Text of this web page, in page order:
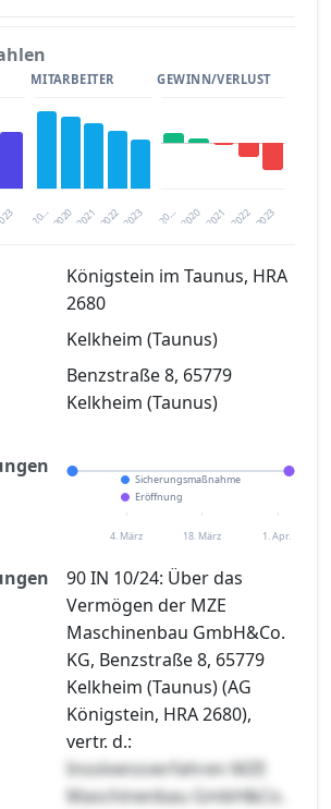
MITARBEITER
20… 2021 2023
2020 2022
GEWINN/VERLUST
20… 2021 2023
2020 2022
nach kostenloser
Registrierung verfügbar
Jetzt kostenlos registrieren
Königstein im Taunus, HRA
2680
Kelkheim (Taunus)
Benzstraße 8, 65779
Kelkheim (Taunus)
Sicherungsmaßnahme
Eröffnung
4. März 18. März 1. Apr.
90 IN 10/24: Über das
Vermögen der MZE
Maschinenbau GmbH&Co.
KG, Benzstraße 8, 65779
Kelkheim (Taunus) (AG
Königstein, HRA 2680),
vertr. d.:
Insolvenzverfahren MZE
Maschinenbau GmbH&Co.